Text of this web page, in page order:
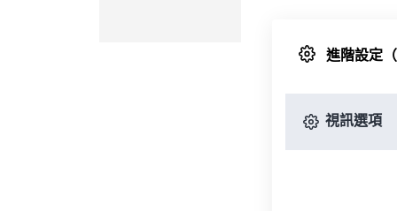
進階設定
視訊選項